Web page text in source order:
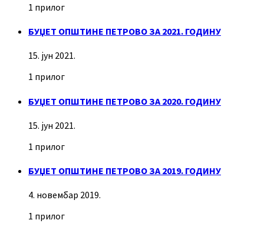
1 прилог
БУЏЕТ ОПШТИНЕ ПЕТРОВО ЗА 2021. ГОДИНУ
15. јун 2021.
1 прилог
БУЏЕТ ОПШТИНЕ ПЕТРОВО ЗА 2020. ГОДИНУ
15. јун 2021.
1 прилог
БУЏЕТ ОПШТИНЕ ПЕТРОВО ЗА 2019. ГОДИНУ
4. новембар 2019.
1 прилог